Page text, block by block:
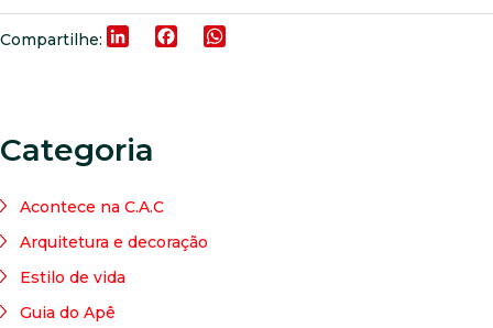
Compartilhe: LinkedInFacebook
Categoria
Acontece na C.A.C
Arquitetura e decoração
Estilo de vida
Guia do Apê